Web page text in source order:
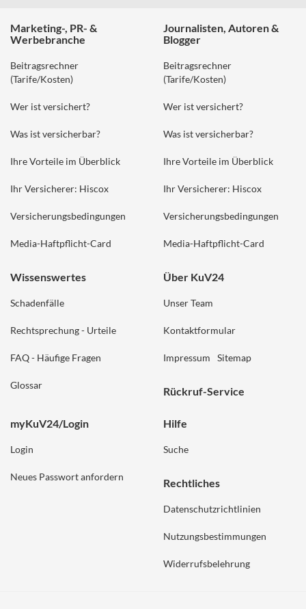
Marketing-, PR- &
Werbebranche
Beitragsrechner
(Tarife/Kosten)
Wer ist versichert?
Was ist versicherbar?
Ihre Vorteile im Überblick
Ihr Versicherer: Hiscox
Versicherungsbedingungen
Media-Haftpflicht-Card
Journalisten, Autoren &
Blogger
Beitragsrechner
(Tarife/Kosten)
Wer ist versichert?
Was ist versicherbar?
Ihre Vorteile im Überblick
Ihr Versicherer: Hiscox
Versicherungsbedingungen
Media-Haftpflicht-Card
Wissenswertes
Schadenfälle
Rechtsprechung - Urteile
FAQ - Häufige Fragen
Glossar
Über KuV24
Unser Team
Kontaktformular
Impressum Sitemap
Rückruf-Service
myKuV24/Login
Login
Neues Passwort anfordern
Hilfe
Suche
Rechtliches
Datenschutzrichtlinien
Nutzungsbestimmungen
Widerrufsbelehrung